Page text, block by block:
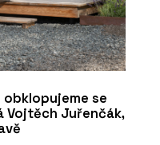
obklopujeme se
Vojtěch Juřenčák,